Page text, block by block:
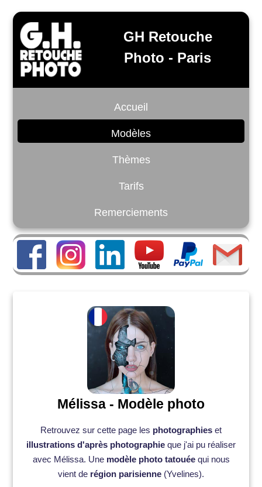
GH Retouche
Photo - Paris
Accueil
Modèles
Thèmes
Tarifs
Remerciements
Mélissa - Modèle photo
Retrouvez sur cette page les photographies et
illustrations d'après photographie que j'ai pu réaliser
avec Mélissa. Une modèle photo tatouéequi nous
vient de région parisienne (Yvelines).